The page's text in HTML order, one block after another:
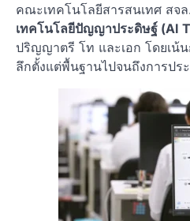
คณะเทคโนโลยีสารสนเทศ สจ
เทคโนโลยีปัญญาประดิษฐ์ (AI
ปริญญาตรี โท และเอก โดยเน้น
ลึกตั้งแต่พื้นฐานไปจนถึงการปร